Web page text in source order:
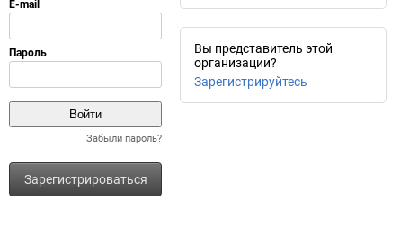
Забыли пароль?
Зарегистрироваться
Вы представитель этой
организации?
Зарегистрируйтесь